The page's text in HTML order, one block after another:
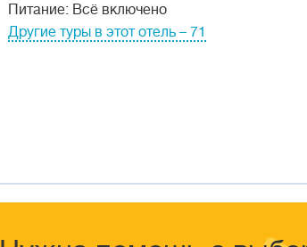
Питание: Всё включено
Другие туры в этот отель – 71